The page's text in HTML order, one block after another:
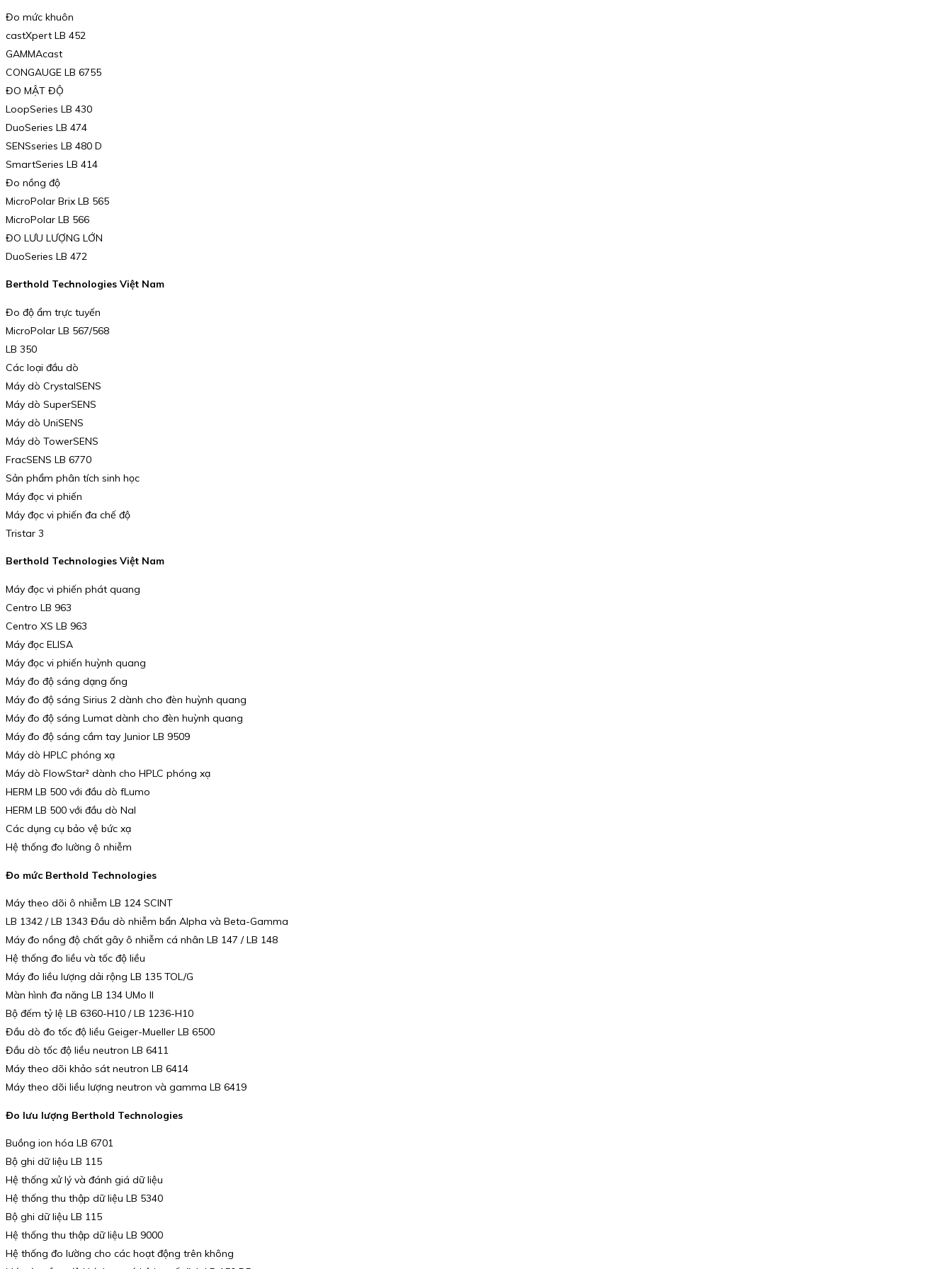
Đo mức khuôn
castXpert LB 452
GAMMAcast
CONGAUGE LB 6755
ĐO MẬT ĐỘ
LoopSeries LB 430
DuoSeries LB 474
SENSseries LB 480 D
SmartSeries LB 414
Đo nồng độ
MicroPolar Brix LB 565
MicroPolar LB 566
ĐO LƯU LƯỢNG LỚN
DuoSeries LB 472
Berthold Technologies Việt Nam
Đo độ ẩm trực tuyến
MicroPolar LB 567/568
LB 350
Các loại đầu dò
Máy dò CrystalSENS
Máy dò SuperSENS
Máy dò UniSENS
Máy dò TowerSENS
FracSENS LB 6770
Sản phẩm phân tích sinh học
Máy đọc vi phiến
Máy đọc vi phiến đa chế độ
Tristar 3
Berthold Technologies Việt Nam
Máy đọc vi phiến phát quang
Centro LB 963
Centro XS LB 963
Máy đọc ELISA
Máy đọc vi phiến huỳnh quang
Máy đo độ sáng dạng ống
Máy đo độ sáng Sirius 2 dành cho đèn huỳnh quang
Máy đo độ sáng Lumat dành cho đèn huỳnh quang
Máy đo độ sáng cầm tay Junior LB 9509
Máy dò HPLC phóng xạ
Máy dò FlowStar² dành cho HPLC phóng xạ
HERM LB 500 với đầu dò fLumo
HERM LB 500 với đầu dò NaI
Các dụng cụ bảo vệ bức xạ
Hệ thống đo lường ô nhiễm
Đo mức Berthold Technologies
Máy theo dõi ô nhiễm LB 124 SCINT
LB 1342 / LB 1343 Đầu dò nhiễm bẩn Alpha và Beta-Gamma
Máy đo nồng độ chất gây ô nhiễm cá nhân LB 147 / LB 148
Hệ thống đo liều và tốc độ liều
Máy đo liều lượng dải rộng LB 135 TOL/G
Màn hình đa năng LB 134 UMo II
Bộ đếm tỷ lệ LB 6360-H10 / LB 1236-H10
Đầu dò đo tốc độ liều Geiger-Mueller LB 6500
Đầu dò tốc độ liều neutron LB 6411
Máy theo dõi khảo sát neutron LB 6414
Máy theo dõi liều lượng neutron và gamma LB 6419
Đo lưu lượng Berthold Technologies
Buồng ion hóa LB 6701
Bộ ghi dữ liệu LB 115
Hệ thống xử lý và đánh giá dữ liệu
Hệ thống thu thập dữ liệu LB 5340
Bộ ghi dữ liệu LB 115
Hệ thống thu thập dữ liệu LB 9000
Hệ thống đo lường cho các hoạt động trên không